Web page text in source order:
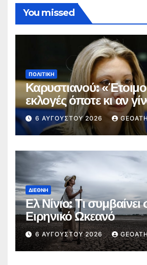
You missed
ΠΟΛΙΤΙΚΉ
Καρυστιανού:
εκλογές όποτε κι αν
6 ΑΥΓΟΎΣΤΟΥ 2026
ΔΙΕΘΝΉ
Ελ Νίνιο: Τι συμβαίνει
Ειρηνικό Ωκεανό
6 ΑΥΓΟΎΣΤΟΥ 2026